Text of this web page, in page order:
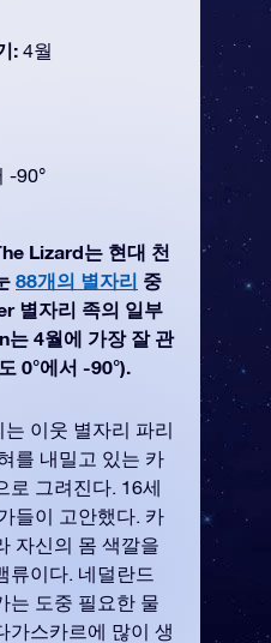
: 4월
-90°
Lizard는 현대 천
88개의 별자리 중
별자리 족의 일부
4월에 가장 잘 관
0°에서 -90°).
이웃 별자리 파리
를 내밀고 있는 카
로 그려진다. 16세
들이 고안했다. 카
자신의 몸 색깔을
류이다. 네덜란드
는 도중 필요한 물
가스카르에 많이 생